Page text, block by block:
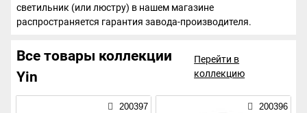
светильник (или люстру) в нашем магазине
распространяется гарантия завода-производителя.
Все товары коллекции
Yin
Перейти в
коллекцию
200397 200396